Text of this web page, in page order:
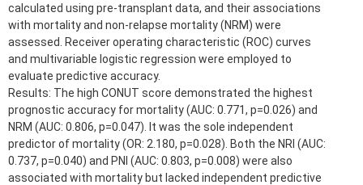
calculated using pre-transplant data, and their associations
with mortality and non-relapse mortality (NRM) were
assessed. Receiver operating characteristic (ROC) curves
and multivariable logistic regression were employed to
evaluate predictive accuracy.
Results: The high CONUT score demonstrated the highest
prognostic accuracy for mortality (AUC: 0.771, p=0.026) and
NRM (AUC: 0.806, p=0.047). It was the sole independent
predictor of mortality (OR: 2.180, p=0.028). Both the NRI (AUC:
0.737, p=0.040) and PNI (AUC: 0.803, p=0.008) were also
associated with mortality but lacked independent predictive